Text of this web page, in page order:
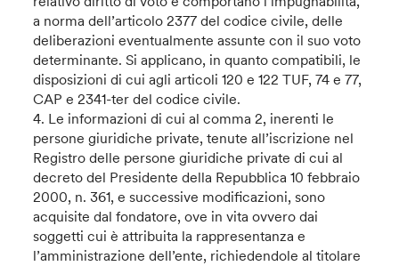
a norma dell’articolo 2377 del codice civile, delle
deliberazioni eventualmente assunte con il suo voto
determinante. Si applicano, in quanto compatibili, le
disposizioni di cui agli articoli 120 e 122 TUF, 74 e 77,
CAP e 2341-ter del codice civile.
4. Le informazioni di cui al comma 2, inerenti le
persone giuridiche private, tenute all’iscrizione nel
Registro delle persone giuridiche private di cui al
decreto del Presidente della Repubblica 10 febbraio
2000, n. 361, e successive modificazioni, sono
acquisite dal fondatore, ove in vita ovvero dai
soggetti cui è attribuita la rappresentanza e
l’amministrazione dell’ente, richiedendole al titolare